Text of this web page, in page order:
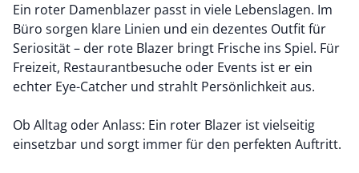
Ein roter Damenblazer passt in viele Lebenslagen. Im
Büro sorgen klare Linien und ein dezentes Outfit für
Seriosität – der rote Blazer bringt Frische ins Spiel. Für
Freizeit, Restaurantbesuche oder Events ist er ein
echter Eye-Catcher und strahlt Persönlichkeit aus.
Ob Alltag oder Anlass: Ein roter Blazer ist vielseitig
einsetzbar und sorgt immer für den perfekten Auftritt.